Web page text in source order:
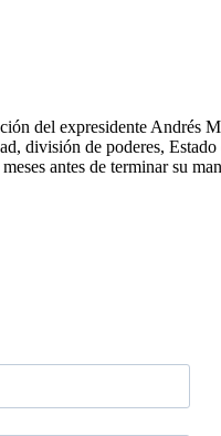
del expresidente
división de poderes,
antes de terminar su